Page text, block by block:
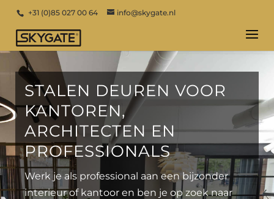
+31 (0)85 027 00 64 info@skygate.nl
STALEN DEUREN VOOR
KANTOREN,
ARCHITECTEN EN
PROFESSIONALS
Werk je als professional aan een bijzonder
interieur of kantoor en ben je op zoek naar